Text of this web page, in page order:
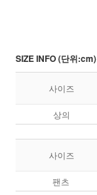
SIZE INFO (단위:cm)
사이즈
상의
사이즈
팬츠